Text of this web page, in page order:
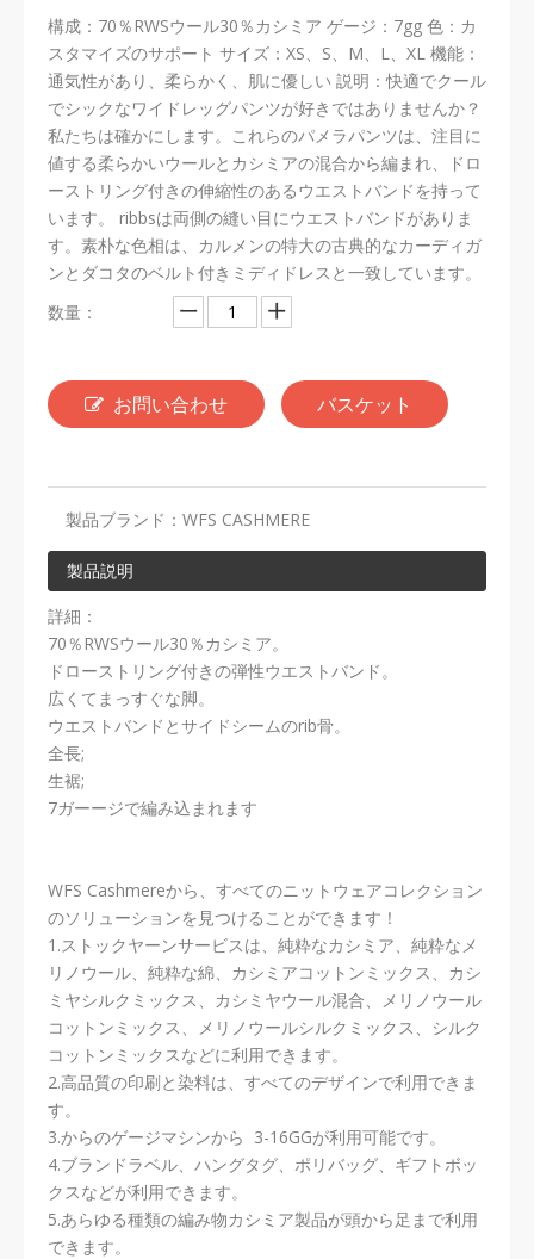
構成：70％RWSウール30％カシミア ゲージ：7gg 色：カ
スタマイズのサポート サイズ：XS、S、M、L、XL 機能：
通気性があり、柔らかく、肌に優しい 説明：快適でクール
でシックなワイドレッグパンツが好きではありませんか？
私たちは確かにします。これらのパメラパンツは、注目に
値する柔らかいウールとカシミアの混合から編まれ、ドロ
ーストリング付きの伸縮性のあるウエストバンドを持って
います。 ribbsは両側の縫い目にウエストバンドがありま
す。素朴な色相は、カルメンの特大の古典的なカーディガ
ンとダコタのベルト付きミディドレスと一致しています。
数量：
お問い合わせ バスケット
製品ブランド： WFS CASHMERE
製品説明
詳細：
70％RWSウール30％カシミア。
ドローストリング付きの弾性ウエストバンド。
広くてまっすぐな脚。
ウエストバンドとサイドシームのrib骨。
全長;
生裾;
7ガーージで編み込まれます
WFS Cashmereから、すべてのニットウェアコレクション
のソリューションを見つけることができます！
1.ストックヤーンサービスは、純粋なカシミア、純粋なメ
リノウール、純粋な綿、カシミアコットンミックス、カシ
ミヤシルクミックス、カシミヤウール混合、メリノウール
コットンミックス、メリノウールシルクミックス、シルク
コットンミックスなどに利用できます。
2.高品質の印刷と染料は、すべてのデザインで利用できま
す。
3.からのゲージマシンから 3-16GGが利用可能です。
4.ブランドラベル、ハングタグ、ポリバッグ、ギフトボッ
クスなどが利用できます。
5.あらゆる種類の編み物カシミア製品が頭から足まで利用
できます。